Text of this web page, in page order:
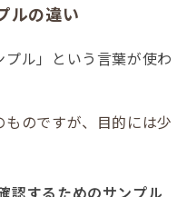
ルの違い
プル」という言葉が使わ
のですが、目的には少
認するためのサンプル